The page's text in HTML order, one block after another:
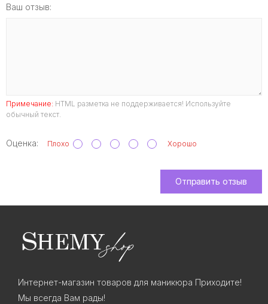
Ваш отзыв:
Примечание: HTML разметка не поддерживается! Используйте
обычный текст.
Оценка: Плохо Хорошо
Отправить отзыв
Интернет-магазин товаров для маникюра Приходите!
Мы всегда Вам рады!